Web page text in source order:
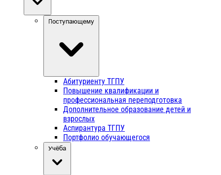
Поступающему
Абитуриенту ТГПУ
Повышение квалификации и
профессиональная переподготовка
Дополнительное образование детей и
взрослых
Аспирантура ТГПУ
Портфолио обучающегося
Учёба